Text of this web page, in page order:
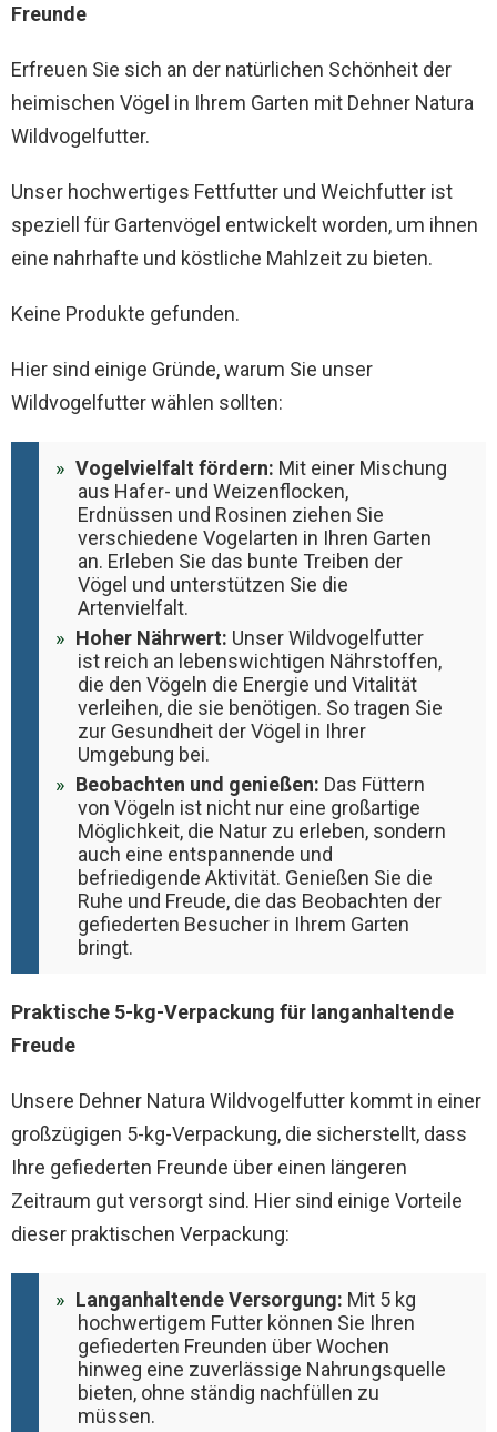
Freunde
Erfreuen Sie sich an der natürlichen Schönheit der
heimischen Vögel in Ihrem Garten mit Dehner Natura
Wildvogelfutter.
Unser hochwertiges Fettfutter und Weichfutter ist
speziell für Gartenvögel entwickelt worden, um ihnen
eine nahrhafte und köstliche Mahlzeit zu bieten.
Keine Produkte gefunden.
Hier sind einige Gründe, warum Sie unser
Wildvogelfutter wählen sollten:
Vogelvielfalt fördern: Mit einer Mischung
aus Hafer- und Weizenflocken,
Erdnüssen und Rosinen ziehen Sie
verschiedene Vogelarten in Ihren Garten
an. Erleben Sie das bunte Treiben der
Vögel und unterstützen Sie die
Artenvielfalt.
Hoher Nährwert: Unser Wildvogelfutter
ist reich an lebenswichtigen Nährstoffen,
die den Vögeln die Energie und Vitalität
verleihen, die sie benötigen. So tragen Sie
zur Gesundheit der Vögel in Ihrer
Umgebung bei.
Beobachten und genießen: Das Füttern
von Vögeln ist nicht nur eine großartige
Möglichkeit, die Natur zu erleben, sondern
auch eine entspannende und
befriedigende Aktivität. Genießen Sie die
Ruhe und Freude, die das Beobachten der
gefiederten Besucher in Ihrem Garten
bringt.
Praktische 5-kg-Verpackung für langanhaltende
Freude
Unsere Dehner Natura Wildvogelfutter kommt in einer
großzügigen 5-kg-Verpackung, die sicherstellt, dass
Ihre gefiederten Freunde über einen längeren
Zeitraum gut versorgt sind. Hier sind einige Vorteile
dieser praktischen Verpackung:
Langanhaltende Versorgung: Mit 5 kg
hochwertigem Futter können Sie Ihren
gefiederten Freunden über Wochen
hinweg eine zuverlässige Nahrungsquelle
bieten, ohne ständig nachfüllen zu
müssen.